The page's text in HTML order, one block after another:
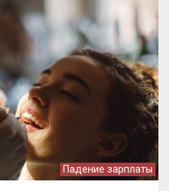
Падение зарплаты